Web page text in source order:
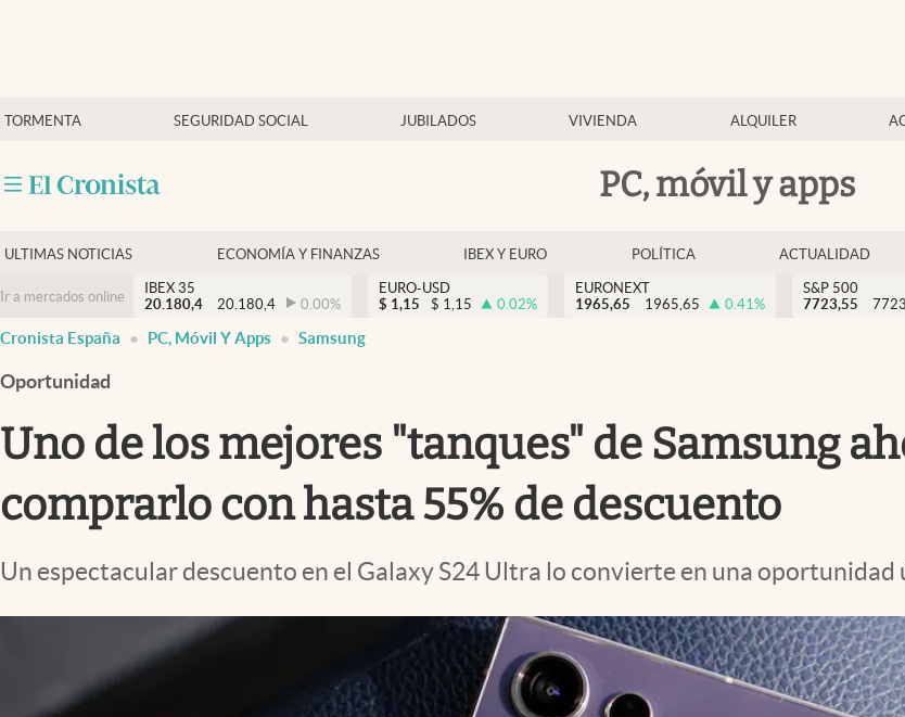
TORMENTA SEGURIDAD SOCIAL JUBILADOS VIVIENDA ALQUILER
PC, móvil y apps
Economía y finanzas
Criptomonedas
ULTIMAS NOTICIAS ECONOMÍA Y FINANZAS IBEX Y EURO POLÍTICA ACTUALIDAD
Ir a mercados online
IBEX 35
20.180,4
20.180,4 0.00%
EURO-USD
$ 1,15 $ 1,15 0.02%
EURONEXT
1965,65
1965,65 0.41%
S&P 500
7723,55
Cronista España PC, Móvil Y Apps Samsung
Oportunidad
Uno de los mejores "tanques" de Samsung
comprarlo con hasta 55% de descuento
Un espectacular descuento en el Galaxy S24 Ultra lo convierte en una oportunidad